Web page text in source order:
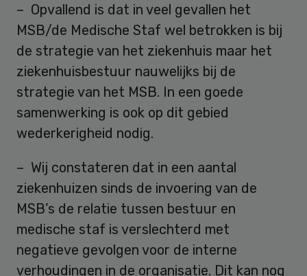
– Opvallend is dat in veel gevallen het
MSB/de Medische Staf wel betrokken is bij
de strategie van het ziekenhuis maar het
ziekenhuisbestuur nauwelijks bij de
strategie van het MSB. In een goede
samenwerking is ook op dit gebied
wederkerigheid nodig.
– Wij constateren dat in een aantal
ziekenhuizen sinds de invoering van de
MSB’s de relatie tussen bestuur en
medische staf is verslechterd met
negatieve gevolgen voor de interne
verhoudingen in de organisatie. Dit kan nog